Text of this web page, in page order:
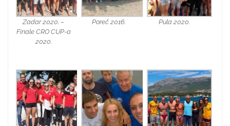
Zadar 2020. –
Finale CRO CUP-a
2020.
Poreč 2016. Pula 2020.